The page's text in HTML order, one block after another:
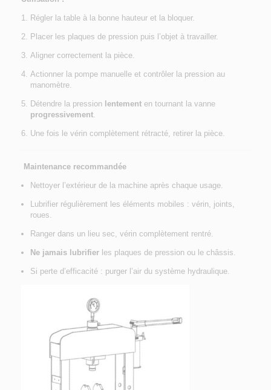
Régler la table à la bonne hauteur et la bloquer.
Placer les plaques de pression puis l’objet à travailler.
Aligner correctement la pièce.
Actionner la pompe manuelle et contrôler la pression au
manomètre.
Détendre la pression lentement en tournant la vanne
progressivement.
Une fois le vérin complètement rétracté, retirer la pièce.
Maintenance recommandée
Nettoyer l’extérieur de la machine après chaque usage.
Lubrifier régulièrement les éléments mobiles : vérin, joints,
roues.
Ranger dans un lieu sec, vérin complètement rentré.
Ne jamais lubrifier les plaques de pression ou le châssis.
Si perte d’efficacité : purger l’air du système hydraulique.